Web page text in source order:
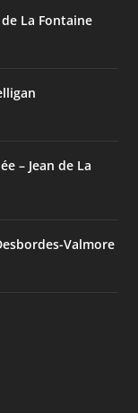
de La Fontaine
– Jean de La
Valmore